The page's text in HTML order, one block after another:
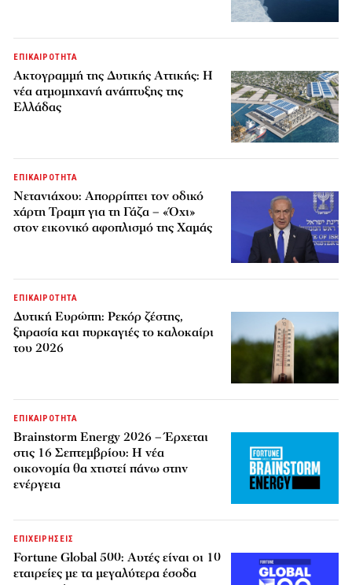
ΕΠΙΚΑΙΡΟΤΗΤΑ
Ακτογραμμή της Δυτικής Αττικής: Η
νέα ατμομηχανή ανάπτυξης της
Ελλάδας
ΕΠΙΚΑΙΡΟΤΗΤΑ
Νετανιάχου: Απορρίπτει τον οδικό
χάρτη Τραμπ για τη Γάζα – «Όχι»
στον εικονικό αφοπλισμό της Χαμάς
ΕΠΙΚΑΙΡΟΤΗΤΑ
Δυτική Ευρώπη: Ρεκόρ ζέστης,
ξηρασία και πυρκαγιές το καλοκαίρι
του 2026
ΕΠΙΚΑΙΡΟΤΗΤΑ
Brainstorm Energy 2026 – Έρχεται
στις 16 Σεπτεμβρίου: Η νέα
οικονομία θα χτιστεί πάνω στην
ενέργεια
ΕΠΙΧΕΙΡΗΣΕΙΣ
Fortune Global 500: Αυτές είναι οι 10
εταιρείες με τα μεγαλύτερα έσοδα